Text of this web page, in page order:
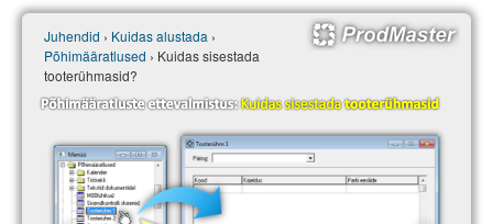
Juhendid
Versiooniuuendused
Power BI & Merit Aktiva (EST)
Juhendid › Kuidas alustada ›
Põhimääratlused › Kuidas sisestada
tooterühmasid?